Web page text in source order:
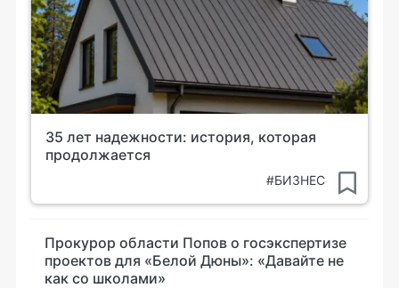
35 лет надежности: история, которая
продолжается
#БИЗНЕС
Прокурор области Попов о госэкспертизе
проектов для «Белой Дюны»: «Давайте не
как со школами»